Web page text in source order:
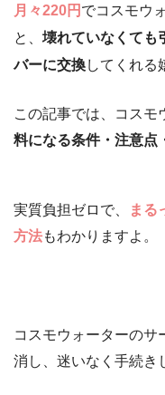
月々220円 でコスモウ
と、 壊れていなくても
バーに交換してくれる
この記事では、コスモ
料になる条件・注意点
実質負担ゼロで、
まる
方法もわかりますよ。
コスモウォーターのサ
消し、迷いなく手続き